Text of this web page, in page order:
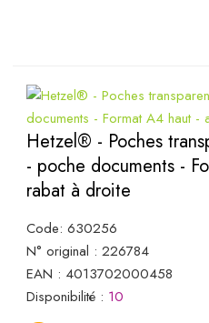
Hetzel® - Poches
- poche documents -
rabat à droite
Code: 630256
N° original : 226784
EAN : 4013702000458
Disponibilité : 10